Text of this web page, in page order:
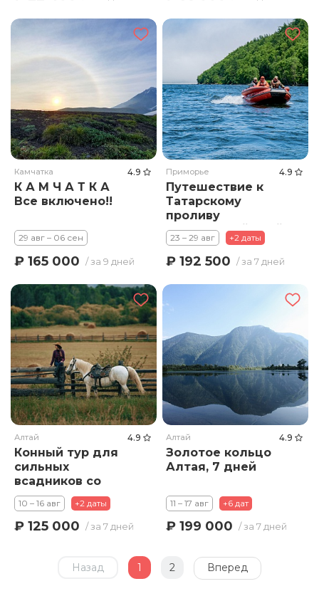
Камчатка 4.9
К А М Ч А Т К А
Все включено!!
29 авг – 06 сен
₽ 165 000 / за 9 дней
Приморье 4.9
Путешествие к
Татарскому
проливу
Хабаровский Край
23 – 29 авг +2 даты
₽ 192 500 / за 7 дней
Алтай 4.9
Конный тур для
сильных
всадников со
съемками к
Мультинским
озерам
10 – 16 авг +2 даты
₽ 125 000 / за 7 дней
Алтай 4.9
Золотое кольцо
Алтая, 7 дней
11 – 17 авг +6 дат
₽ 199 000 / за 7 дней
Назад 1 2 Вперед